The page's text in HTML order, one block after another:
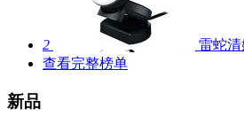
2 雷蛇
查看完整榜单
新品